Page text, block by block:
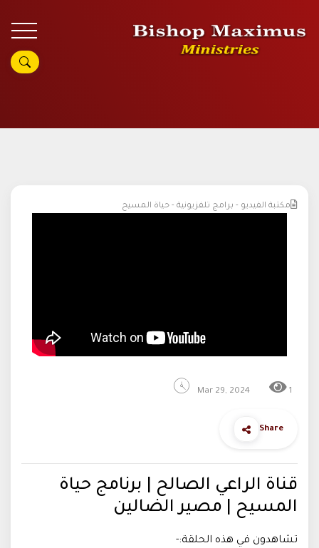
مكتبة الفيديو - برامج تلفزيونية - حياة المسيح
Mar 29, 2024 1
Share
قناة الراعي الصالح | برنامج حياة
المسيح | مصير الضالين
تشاهدون في هذه الحلقة:-